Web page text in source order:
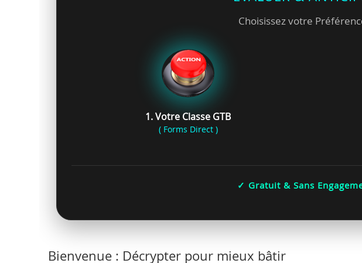
Choisissez votre
1. Votre Classe GTB
( Forms Direct )
✓ Gratuit & Sans
Bienvenue : Décrypter pour mieux bâtir